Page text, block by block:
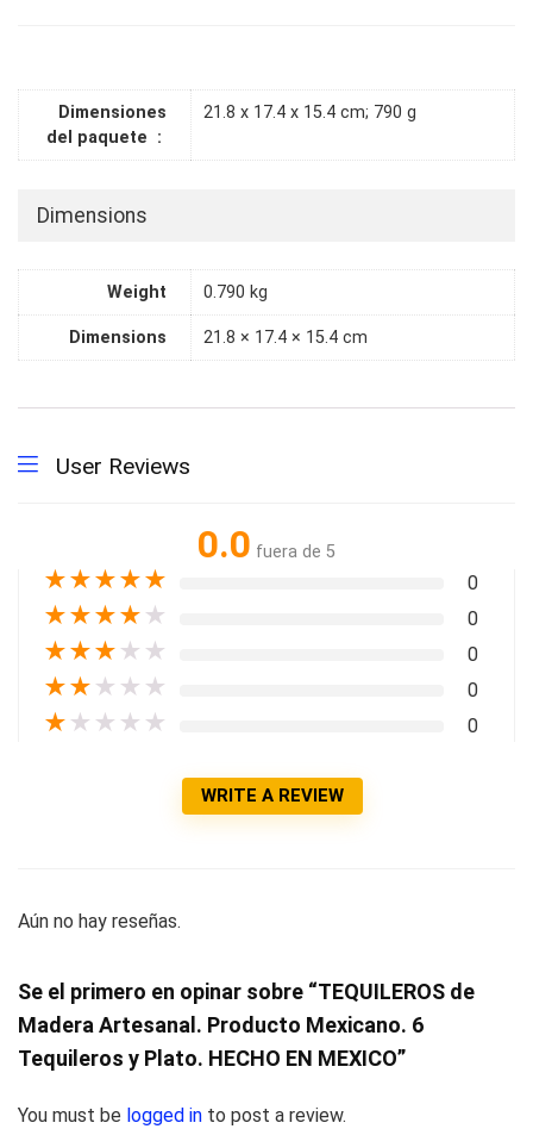
Dimensiones
del paquete ‏ : ‎
21.8 x 17.4 x 15.4 cm; 790 g
Dimensions
Weight 0.790 kg
Dimensions 21.8 × 17.4 × 15.4 cm
User Reviews
0.0 fuera de 5
★★★★★ 0
★★★★ ★ 0
★★★ ★ ★ 0
★★ ★ ★ ★ 0
★ ★ ★ ★ ★ 0
WRITE A REVIEW
Aún no hay reseñas.
Se el primero en opinar sobre “TEQUILEROS de
Madera Artesanal. Producto Mexicano. 6
Tequileros y Plato. HECHO EN MEXICO”
You must be logged in to post a review.